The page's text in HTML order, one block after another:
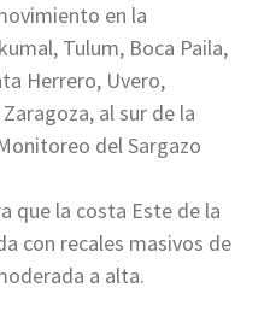
en la
Tulum, Boca Paila,
Herrero, Uvero,
al sur de la
del Sargazo
que la costa Este de la
con recales masivos de
a alta.